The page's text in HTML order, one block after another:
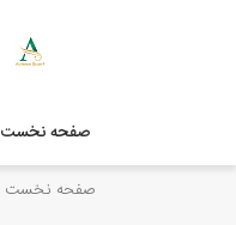
صفحه نخست
صفحه نخست